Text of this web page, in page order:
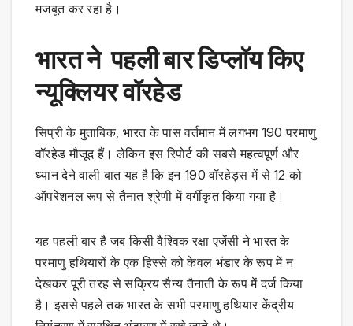
मजबूत कर रहा है।
भारत ने पहली बार डिप्लॉय किए
न्यूक्लियर वॉरहेड
सिप्री के मुताबिक, भारत के पास वर्तमान में लगभग 190 परमाणु
वॉरहेड मौजूद हैं। लेकिन इस रिपोर्ट की सबसे महत्वपूर्ण और
ध्यान देने वाली बात यह है कि इन 190 वॉरहेड्स में से 12 को
ऑपरेशनल रूप से तैनात श्रेणी में वर्गीकृत किया गया है।
यह पहली बार है जब किसी वैश्विक रक्षा एजेंसी ने भारत के
परमाणु हथियारों के एक हिस्से को केवल भंडार के रूप में न
देखकर पूरी तरह से सक्रिय सैन्य तैनाती के रूप में दर्ज किया
है। इससे पहले तक भारत के सभी परमाणु हथियार केंद्रीय